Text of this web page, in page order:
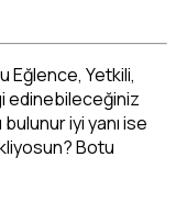
Eğlence, Yetkili,
edinebileceğiniz
iyi yanı ise
Botu